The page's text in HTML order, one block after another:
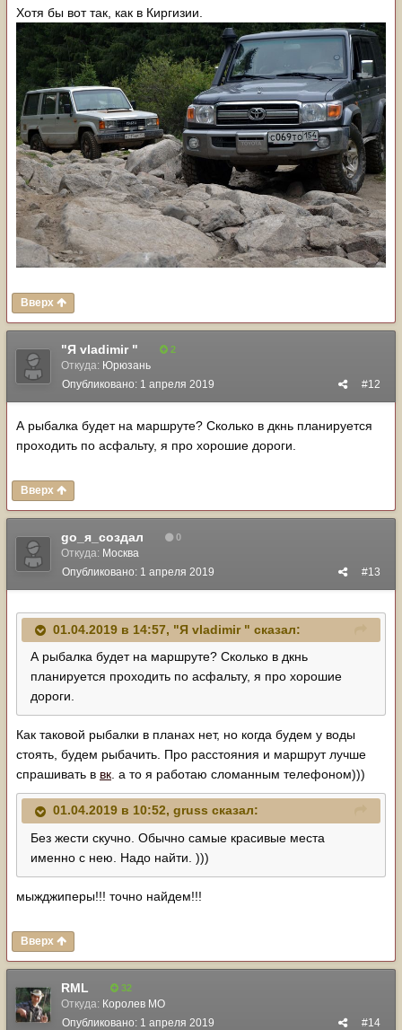
Хотя бы вот так, как в Киргизии.
Вверх
"Я vladimir " 2
Откуда: Юрюзань
#12
Опубликовано: 1 апреля 2019
А рыбалка будет на маршруте? Сколько в дкнь планируется
проходить по асфальту, я про хорошие дороги.
Вверх
go_я_создал 0
Откуда: Москва
#13
Опубликовано: 1 апреля 2019
01.04.2019 в 14:57, "Я vladimir " сказал:
А рыбалка будет на маршруте? Сколько в дкнь
планируется проходить по асфальту, я про хорошие
дороги.
Как таковой рыбалки в планах нет, но когда будем у воды
стоять, будем рыбачить. Про расстояния и маршрут лучше
спрашивать в вк. а то я работаю сломанным телефоном)))
01.04.2019 в 10:52, gruss сказал:
Без жести скучно. Обычно самые красивые места
именно с нею. Надо найти. )))
мыжджиперы!!! точно найдем!!!
Вверх
RML 32
Откуда: Королев МО
#14
Опубликовано: 1 апреля 2019